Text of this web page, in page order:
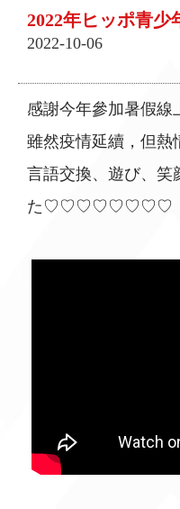
2022年ヒッポ青少
2022-10-06
感謝今年參加暑假線
雖然疫情延續，但熱
言語交換、遊び、笑
た♡♡♡♡♡♡♡♡